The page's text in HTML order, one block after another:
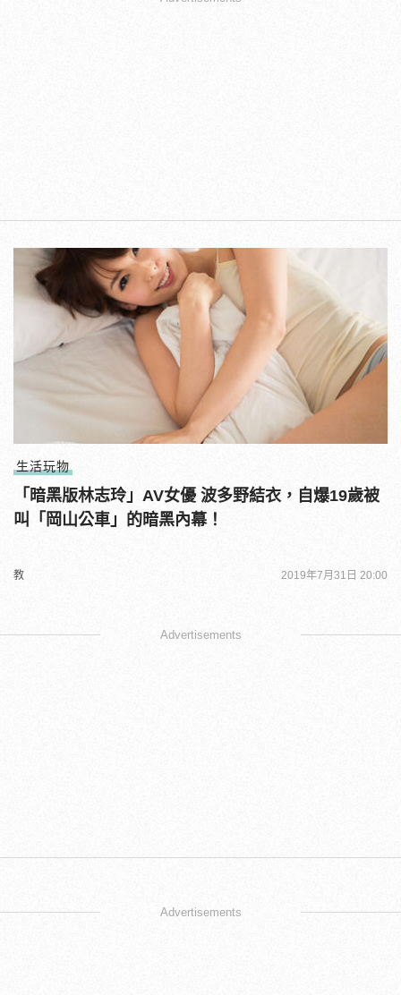
生活玩物
「暗黑版林志玲」AV女優 波多野結衣，自爆19歲被
叫「岡山公車」的暗黑內幕！
教 2019年7月31日 20:00
Advertisements
Advertisements